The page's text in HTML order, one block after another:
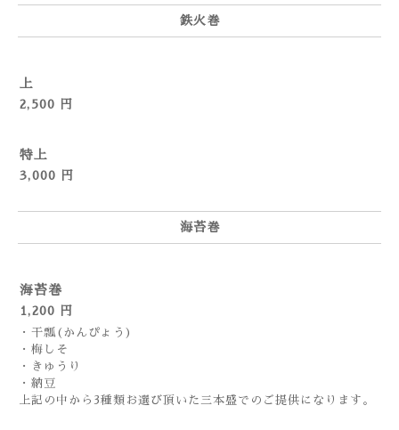
鉄火巻
上
2,500 円
特上
3,000 円
海苔巻
海苔巻
1,200 円
・干瓢(かんぴょう)
・梅しそ
・きゅうり
・納豆
上記の中から3種類お選び頂いた三本盛でのご提供になります。